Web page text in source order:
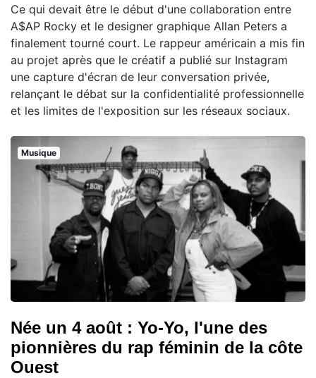
Ce qui devait être le début d'une collaboration entre
A$AP Rocky et le designer graphique Allan Peters a
finalement tourné court. Le rappeur américain a mis fin
au projet après que le créatif a publié sur Instagram
une capture d'écran de leur conversation privée,
relançant le débat sur la confidentialité professionnelle
et les limites de l'exposition sur les réseaux sociaux.
Musique
Née un 4 août : Yo-Yo, l'une des
pionnières du rap féminin de la côte
Ouest